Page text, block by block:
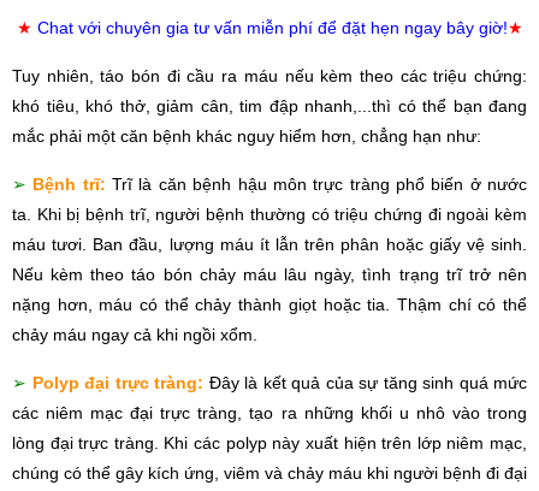
★ Chat với chuyên gia tư vấn miễn phí để đặt hẹn ngay bây giờ!★
Tuy nhiên, táo bón đi cầu ra máu nếu kèm theo các triệu chứng:
khó tiêu, khó thở, giảm cân, tim đập nhanh,...thì có thể bạn đang
mắc phải một căn bệnh khác nguy hiểm hơn, chẳng hạn như:
➢ Bệnh trĩ: Trĩ là căn bệnh hậu môn trực tràng phổ biến ở nước
ta. Khi bị bệnh trĩ, người bệnh thường có triệu chứng đi ngoài kèm
máu tươi. Ban đầu, lượng máu ít lẫn trên phân hoặc giấy vệ sinh.
Nếu kèm theo táo bón chảy máu lâu ngày, tình trạng trĩ trở nên
nặng hơn, máu có thể chảy thành giọt hoặc tia. Thậm chí có thể
chảy máu ngay cả khi ngồi xổm.
➢ Polyp đại trực tràng: Đây là kết quả của sự tăng sinh quá mức
các niêm mạc đại trực tràng, tạo ra những khối u nhô vào trong
lòng đại trực tràng. Khi các polyp này xuất hiện trên lớp niêm mạc,
chúng có thể gây kích ứng, viêm và chảy máu khi người bệnh đi đại